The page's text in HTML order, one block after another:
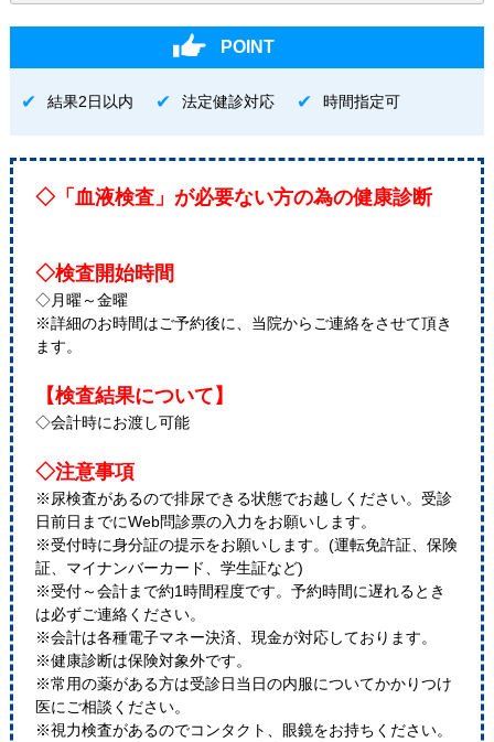
POINT
結果2日以内 法定健診対応 時間指定可
◇「血液検査」が必要ない方の為の健康診断
◇検査開始時間
◇月曜～金曜
※詳細のお時間はご予約後に、当院からご連絡をさせて頂き
ます。
【検査結果について】
◇会計時にお渡し可能
◇注意事項
※尿検査があるので排尿できる状態でお越しください。受診
日前日までにWeb問診票の入力をお願いします。
※受付時に身分証の提示をお願いします。(運転免許証、保険
証、マイナンバーカード、学生証など)
※受付～会計まで約1時間程度です。予約時間に遅れるとき
は必ずご連絡ください。
※会計は各種電子マネー決済、現金が対応しております。
※健康診断は保険対象外です。
※常用の薬がある方は受診日当日の内服についてかかりつけ
医にご相談ください。
※視力検査があるのでコンタクト、眼鏡をお持ちください。